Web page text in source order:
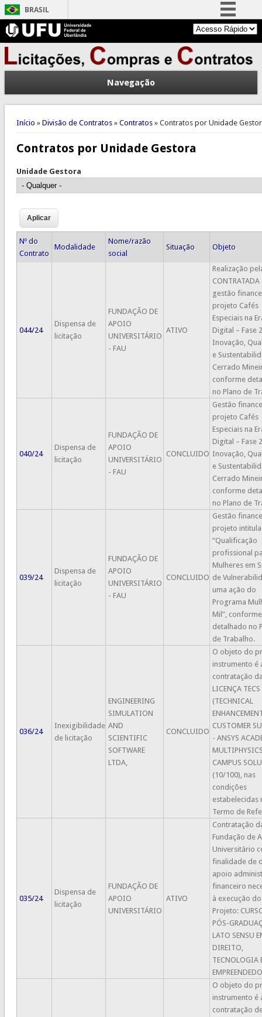
BRASIL
Simplifique!
Comunica BR
Participe
Acesso à informação
Legislação
Canais
Navegação
Você está aqui
Início » Divisão de Contratos» Contratos» Contratos por Unidade
Contratos por Unidade Gestora
Unidade Gestora
Nº do
Contrato
Modalidade
Nome/razão
social
Situação Objeto
044/24
Dispensa de
licitação
FUNDAÇÃO DE
APOIO
UNIVERSITÁRIO
- FAU
ATIVO
Realização
CONTRATADA
gestão
projeto Cafés
Especiais na
Digital – Fase
Inovação,
e
Cerrado
conforme
no Plano de
040/24
Dispensa de
licitação
FUNDAÇÃO DE
APOIO
UNIVERSITÁRIO
- FAU
CONCLUIDO
Gestão
projeto Cafés
Especiais na
Digital – Fase
Inovação,
e
Cerrado
conforme
no Plano de
039/24
Dispensa de
licitação
FUNDAÇÃO DE
APOIO
UNIVERSITÁRIO
- FAU
CONCLUIDO
Gestão
projeto
“Qualificação
profissional
Mulheres em
de
uma ação do
Programa
Mil”, conforme
detalhado no
de Trabalho.
036/24
Inexigibilidade
de licitação
ENGINEERING
SIMULATION
AND
SCIENTIFIC
SOFTWARE
LTDA,
CONCLUIDO
O objeto do
instrumento é
contratação
LICENÇA TECS
(TECHNICAL
CUSTOMER
- ANSYS
CAMPUS
(10/100), nas
condições
estabelecidas
Termo de
035/24
Dispensa de
licitação
FUNDAÇÃO DE
APOIO
UNIVERSITÁRIO
ATIVO
Contratação
Fundação de
Universitário
finalidade de
apoio
financeiro
à execução do
Projeto:
PÓS-
LATO SENSU
DIREITO,
TECNOLOGIA
O objeto do
instrumento é
contratação